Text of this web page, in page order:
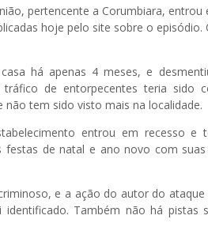
pertencente a Corumbiara,
hoje pelo site sobre o episódio.
há apenas 4 meses, e
de entorpecentes teria sido
tem sido visto mais na localidade.
entrou em recesso e
de natal e ano novo com
e a ação do autor do
Também não há pistas